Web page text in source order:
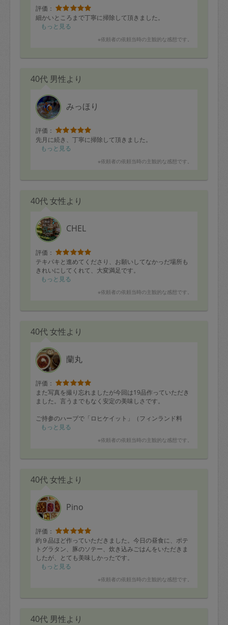
評価：
細かいところまで丁寧に掃除して頂きました。
もっと見る
※依頼者の依頼当時の主観的な感想です。
40代 男性より
みっほり
評価：
先月に続き、丁寧に掃除して頂きました。
もっと見る
※依頼者の依頼当時の主観的な感想です。
40代 女性より
CHEL
評価：
テキパキと進めてくださり、お願いしてなかっだ場所も
きれいにしてくれて、大変満足です。
もっと見る
※依頼者の依頼当時の主観的な感想です。
40代 女性より
蘭丸
評価：
また写真を撮り忘れましたが今回は19品作っていただき
ました。言うまでもなく安定の美味しさです。
ご持参のハーブで「ロヒケイット」（フィンランド料
理）というスープが初登場。
息子もおかわりを要求するくらいでした。
ランド料理までも精通されているとは！！
もっと見る
※依頼者の依頼当時の主観的な感想です。
40代 女性より
Pino
評価：
約９品ほど作っていただきました。今日の昼食に、ポテ
トグラタン、豚のソテー、炊き込みごはんをいただきま
したが、とても美味しかったです。
もっと見る
※依頼者の依頼当時の主観的な感想です。
40代 男性より